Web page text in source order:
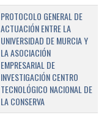
PROTOCOLO GENERAL DE
ACTUACIÓN ENTRE LA
UNIVERSIDAD DE MURCIA Y
LA ASOCIACIÓN
EMPRESARIAL DE
INVESTIGACIÓN CENTRO
TECNOLÓGICO NACIONAL DE
LA CONSERVA